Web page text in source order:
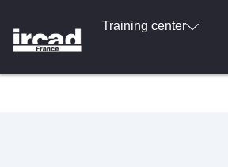
Training center